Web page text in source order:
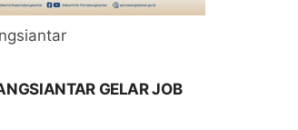
GELAR JOB